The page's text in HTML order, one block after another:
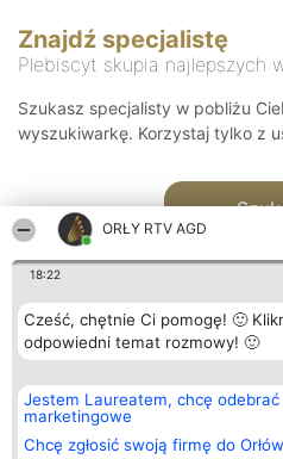
ORŁY RTV AGD
18:22
Cześć, chętnie Ci pomogę! 🙂
odpowiedni temat rozmowy! 🙂
Jestem Laureatem, chcę odebrać
marketingowe
Chcę zgłosić swoją firmę do Orłów
Znajdź specjalistę
Plebiscyt skupia najlepszych
Szukasz specjalisty w pobliżu
wyszukiwarkę. Korzystaj tylko z
Organizator plebiscytu
Bright Side Solutions sp. z o.
o. sp. k.
ul. Ruska 22
Wrocław 50-079
Laureaci
wszystkich
Laureatów